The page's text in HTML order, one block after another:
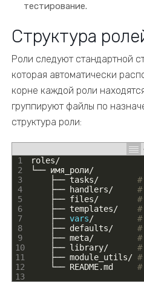
тестирование.
Структура
Роли следуют стандартной
которая автоматически
корне каждой роли
группируют файлы по
структура роли:
1
2
3
4
5
6
7
8
9
10
11
12
13
roles/
└── имя роли/
├── tasks/
├── handlers/
├── files/
├── templates/
├── vars/
├── defaults/
├── meta/
├── library/
├── module_utils/
└── README.md